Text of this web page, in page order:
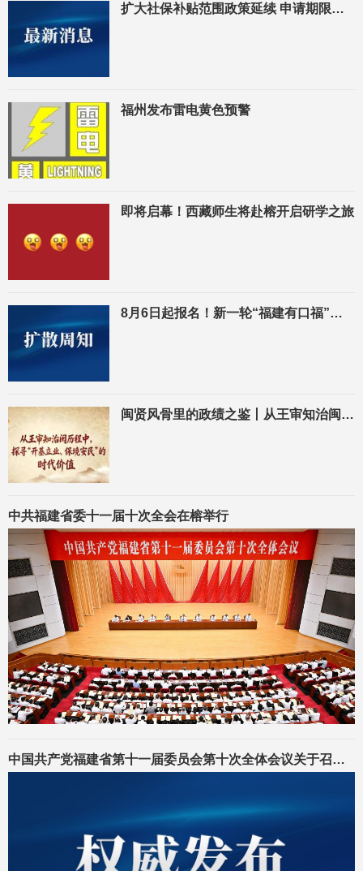
扩大社保补贴范围政策延续 申请期限截至12月31日
福州发布雷电黄色预警
即将启幕！西藏师生将赴榕开启研学之旅
8月6日起报名！新一轮“福建有口福”餐饮消费券来了
闽贤风骨里的政绩之鉴丨从王审知治闽历程中，探寻“开基立业、保境安民”的时代价值
中共福建省委十一届十次全会在榕举行
中国共产党福建省第十一届委员会第十次全体会议关于召开中国共产党福建省第十二次代表大会的决议